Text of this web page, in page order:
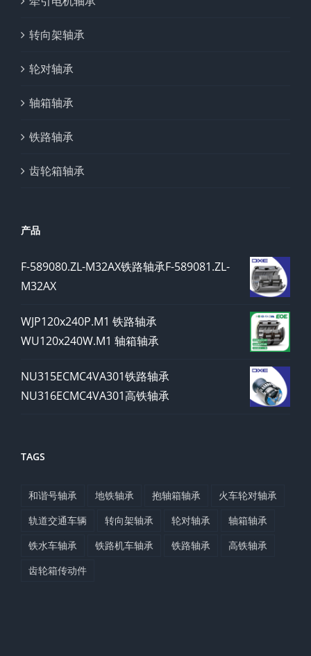
转向架轴承
轮对轴承
轴箱轴承
铁路轴承
齿轮箱轴承
产品
F-589080.ZL-M32AX铁路轴承F-589081.ZL-
M32AX
WJP120x240P.M1 铁路轴承
WU120x240W.M1 轴箱轴承
NU315ECMC4VA301铁路轴承
NU316ECMC4VA301高铁轴承
TAGS
和谐号轴承 地铁轴承 抱轴箱轴承
火车轮对轴承
轨道交通车辆
转向架轴承 轮对轴承
轴箱轴承
铁水车轴承
铁路机车轴承 铁路轴承
高铁轴承
齿轮箱传动件